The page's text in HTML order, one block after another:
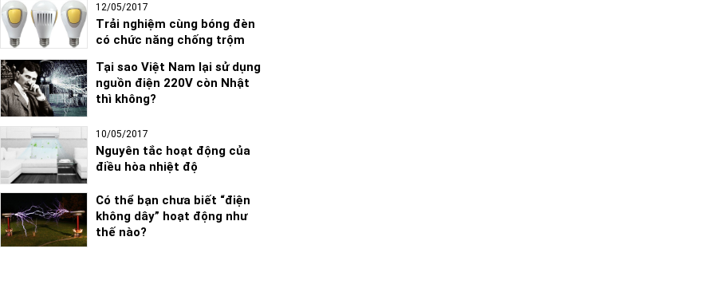
12/05/2017
Trải nghiệm cùng bóng đèn
có chức năng chống trộm
Tại sao Việt Nam lại sử dụng
nguồn điện 220V còn Nhật
thì không?
10/05/2017
Nguyên tắc hoạt động của
điều hòa nhiệt độ
Có thể bạn chưa biết “điện
không dây” hoạt động như
thế nào?